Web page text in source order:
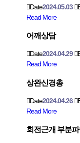
Date2024.05.03
Read More
어깨상담
Date2024.04.29
Read More
상완신경총
Date2024.04.26
Read More
회전근개 부분